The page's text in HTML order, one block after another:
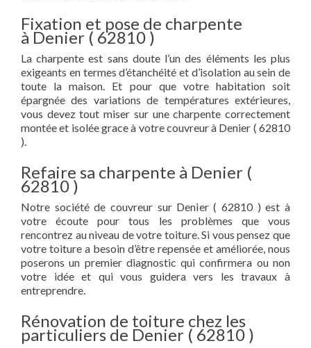
Fixation et pose de charpente
à Denier ( 62810 )
La charpente est sans doute l’un des éléments les plus
exigeants en termes d’étanchéité et d’isolation au sein de
toute la maison. Et pour que votre habitation soit
épargnée des variations de températures extérieures,
vous devez tout miser sur une charpente correctement
montée et isolée grace à votre couvreur à Denier ( 62810
).
Refaire sa charpente à Denier (
62810 )
Notre société de couvreur sur Denier ( 62810 ) est à
votre écoute pour tous les problèmes que vous
rencontrez au niveau de votre toiture. Si vous pensez que
votre toiture a besoin d’être repensée et améliorée, nous
poserons un premier diagnostic qui confirmera ou non
votre idée et qui vous guidera vers les travaux à
entreprendre.
Rénovation de toiture chez les
particuliers de Denier ( 62810 )